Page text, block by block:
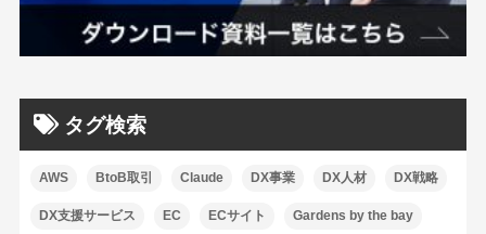
タグ検索
AWS BtoB取引 Claude DX事業 DX人材 DX戦略
DX支援サービス EC ECサイト Gardens by the bay